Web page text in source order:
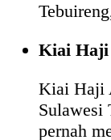
Kiai Haji
Kiai Haji
Sulawesi
pernah